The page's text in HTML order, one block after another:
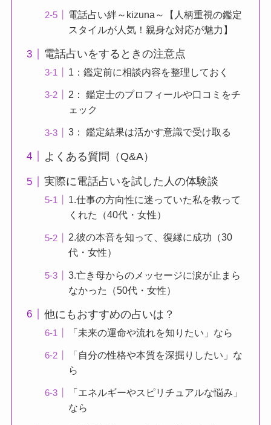
電話占い絆～kizuna～【人柄重視の鑑定
スタイルが人気！親身な対応が魅力】
電話占いをするときの注意点
1：鑑定前に相談内容を整理しておく
2： 鑑定士のプロフィールや口コミをチ
ェック
3： 鑑定結果は活かす意識で受け取る
よくある質問（Q&A）
実際に電話占いを試した人の体験談
1.仕事の方向性に迷っていた私を救って
くれた（40代・女性）
2.彼の本音を知って、復縁に成功（30
代・女性）
3.亡き母からのメッセージに涙が止まら
なかった（50代・女性）
他にもおすすめの占いは？
「未来の運命や流れを知りたい」なら
「自分の性格や本質を深掘りしたい」な
ら
「エネルギーやスピリチュアルな悩み」
なら